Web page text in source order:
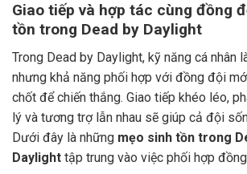
Giao tiếp và hợp tác cùng đồng
tồn trong Dead by Daylight
Trong Dead by Daylight, kỹ năng cá nhân
nhưng khả năng phối hợp với đồng đội
chốt để chiến thắng. Giao tiếp khéo léo,
lý và tương trợ lẫn nhau sẽ giúp cả đội
Dưới đây là những mẹo sinh tồn trong
Daylight tập trung vào việc phối hợp